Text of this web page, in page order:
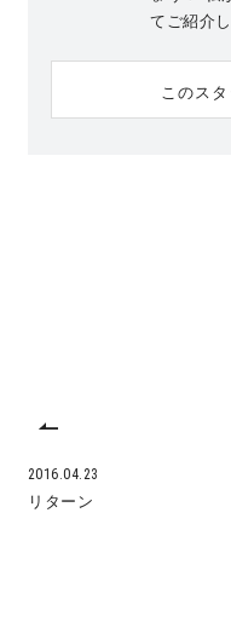
てご紹介
このス
2016.04.23
リターン